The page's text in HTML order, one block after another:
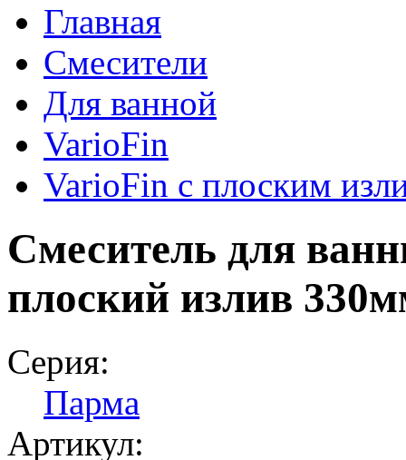
Главная
Смесители
Для ванной
VarioFin
VarioFin с плоским
Смеситель для
плоский излив
Серия:
Парма
Артикул: